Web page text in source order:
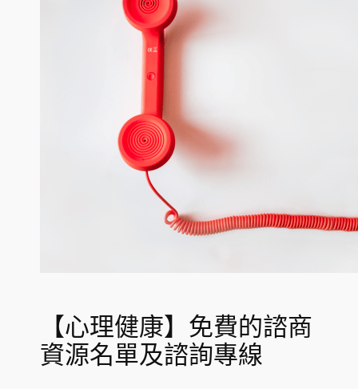
【心理健康】免費的諮商
資源名單及諮詢專線